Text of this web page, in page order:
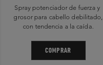
Spray potenciador de fuerza y ​​
grosor para cabello debilitado,
con tendencia a la caída.
COMPRAR